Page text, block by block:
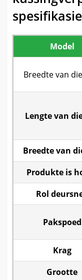
spesifikasie
Model
Breedte van die
Lengte van
Breedte van
Produkte is
Rol
Pakspoed
Krag
Grootte